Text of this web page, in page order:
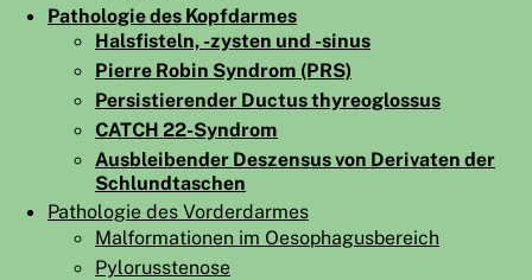
◀
EMBRYOGENESE
Pathologie des Kopfdarmes
Halsfisteln, -zysten und -sinus
Pierre Robin Syndrom (PRS)
Persistierender Ductus thyreoglossus
CATCH 22-Syndrom
Ausbleibender Deszensus von Derivaten der
Schlundtaschen
Pathologie des Vorderdarmes
Malformationen im Oesophagusbereich
Pylorusstenose